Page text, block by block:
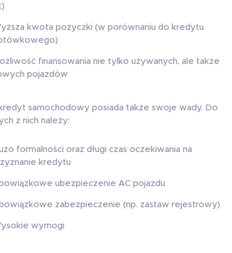
kwota pożyczki (w porównaniu do kredytu
finansowania nie tylko używanych, ale także
pojazdów
samochodowy posiada także swoje wady. Do
z nich należy:
formalności oraz długi czas oczekiwania na
kredytu
ubezpieczenie AC pojazdu
zabezpieczenie (np. zastaw rejestrowy)
wymogi